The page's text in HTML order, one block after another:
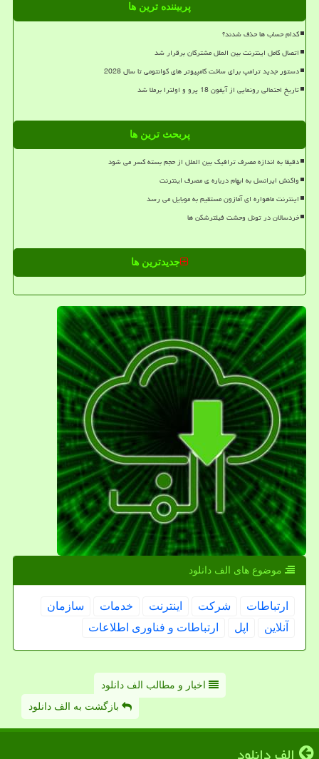
پربیننده ترین ها
کدام حساب ها حذف شدند؟
اتصال کامل اینترنت بین الملل مشترکان برقرار شد
دستور جدید ترامپ برای ساخت کامپیوتر های کوانتومی تا سال 2028
تاریخ احتمالی رونمایی از آیفون 18 پرو و اولترا برملا شد
پربحث ترین ها
دقیقا به اندازه مصرف ترافیک بین الملل از حجم بسته کسر می شود
واکنش ایرانسل به ابهام درباره ی مصرف اینترنت
اینترنت ماهواره ای آمازون مستقیم به موبایل می رسد
خردسالان در تونل وحشت فیلترشکن ها
جدیدترین ها
موضوع های الف دانلود
ارتباطات شركت اینترنت خدمات
سازمان
آنلاین
اپل ارتباطات و فناوری اطلاعات
اخبار و مطالب الف دانلود
بازگشت به الف دانلود